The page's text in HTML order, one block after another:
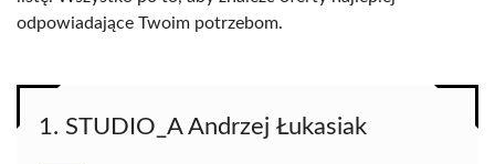
odpowiadające Twoim potrzebom.
1. STUDIO_A Andrzej Łukasiak